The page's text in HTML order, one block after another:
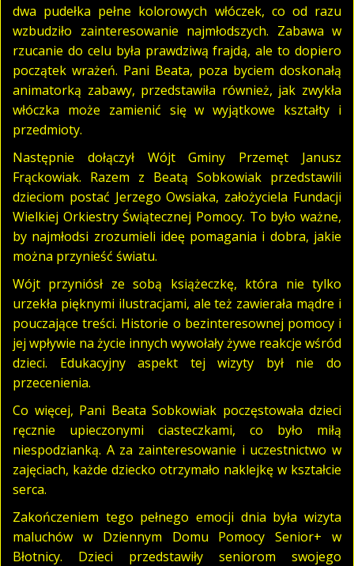
dwa pudełka pełne kolorowych włóczek, co od razu
wzbudziło zainteresowanie najmłodszych. Zabawa w
rzucanie do celu była prawdziwą frajdą, ale to dopiero
początek wrażeń. Pani Beata, poza byciem doskonałą
animatorką zabawy, przedstawiła również, jak zwykła
włóczka może zamienić się w wyjątkowe kształty i
przedmioty.
Następnie dołączył Wójt Gminy Przemęt Janusz
Frąckowiak. Razem z Beatą Sobkowiak przedstawili
dzieciom postać Jerzego Owsiaka, założyciela Fundacji
Wielkiej Orkiestry Świątecznej Pomocy. To było ważne,
by najmłodsi zrozumieli ideę pomagania i dobra, jakie
można przynieść światu.
Wójt przyniósł ze sobą książeczkę, która nie tylko
urzekła pięknymi ilustracjami, ale też zawierała mądre i
pouczające treści. Historie o bezinteresownej pomocy i
jej wpływie na życie innych wywołały żywe reakcje wśród
dzieci. Edukacyjny aspekt tej wizyty był nie do
przecenienia.
Co więcej, Pani Beata Sobkowiak poczęstowała dzieci
ręcznie upieczonymi ciasteczkami, co było miłą
niespodzianką. A za zainteresowanie i uczestnictwo w
zajęciach, każde dziecko otrzymało naklejkę w kształcie
serca.
Zakończeniem tego pełnego emocji dnia była wizyta
maluchów w Dziennym Domu Pomocy Senior+ w
Błotnicy. Dzieci przedstawiły seniorom swojego